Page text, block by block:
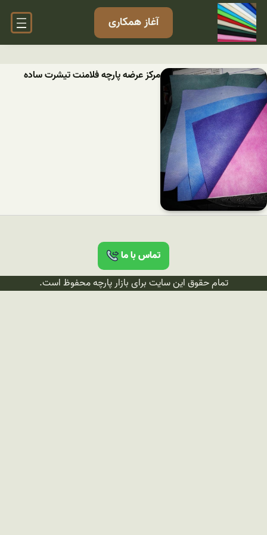
آغاز همکاری
مرکز عرضه پارچه فلامنت تیشرت ساده
تماس با ما
تمام حقوق این سایت برای بازار پارچه محفوظ است.